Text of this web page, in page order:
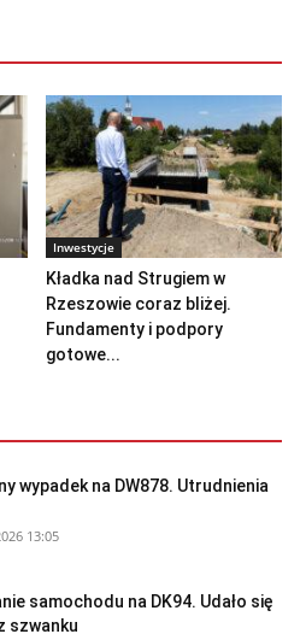
Inwestycje
Kładka nad Strugiem w
Rzeszowie coraz bliżej.
Fundamenty i podpory
gotowe...
wypadek na DW878. Utrudnienia
13:05
samochodu na DK94. Udało się
szwanku